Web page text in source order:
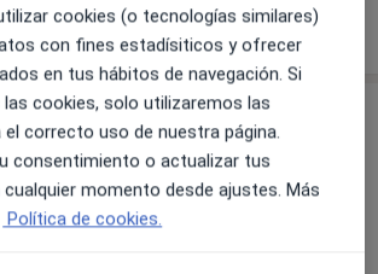
31 opiniones
Ampliar
cookies (o tecnologías similares)
con fines estadísiticos y ofrecer
en tus hábitos de navegación. Si
cookies, solo utilizaremos las
el correcto uso de nuestra página.
consentimiento o actualizar tus
momento desde ajustes. Más
Política de cookies.